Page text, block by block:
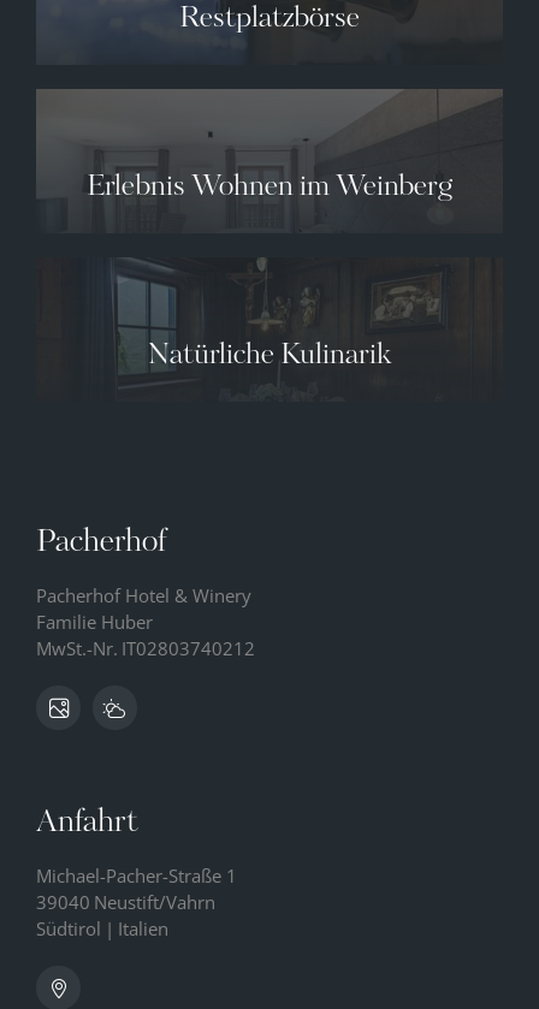
Restplatzbörse
Erlebnis Wohnen im Weinberg
Natürliche Kulinarik
Pacherhof
Pacherhof Hotel & Winery
Familie Huber
MwSt.-Nr. IT02803740212
Anfahrt
Michael-Pacher-Straße 1
39040 Neustift/Vahrn
Südtirol | Italien
12° C